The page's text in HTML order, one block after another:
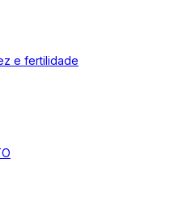
e fertilidade